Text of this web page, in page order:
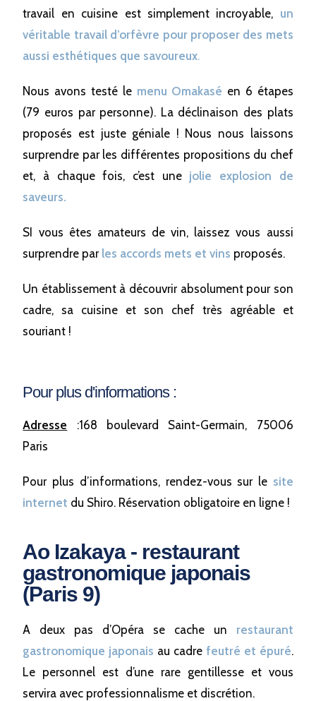
travail en cuisine est simplement incroyable, un
véritable travail d’orfèvre pour proposer des mets
aussi esthétiques que savoureux.
Nous avons testé le menu Omakasé en 6 étapes
(79 euros par personne). La déclinaison des plats
proposés est juste géniale ! Nous nous laissons
surprendre par les différentes propositions du chef
et, à chaque fois, c’est une jolie explosion de
saveurs.
SI vous êtes amateurs de vin, laissez vous aussi
surprendre par les accords mets et vins proposés.
Un établissement à découvrir absolument pour son
cadre, sa cuisine et son chef très agréable et
souriant !
Pour plus d'informations :
Adresse :168 boulevard Saint-Germain, 75006
Paris
Pour plus d’informations, rendez-vous sur le site
internet du Shiro. Réservation obligatoire en ligne !
Ao Izakaya - restaurant
gastronomique japonais
(Paris 9)
A deux pas d’Opéra se cache un
restaurant
gastronomique japonais au cadre feutré et épuré.
Le personnel est d’une rare gentillesse et vous
servira avec professionnalisme et discrétion.